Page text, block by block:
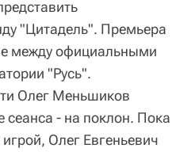
"Цитадель". Премьера
между официальными
"Русь".
Олег Меньшиков
сеанса - на поклон. Пока
Олег Евгеньевич